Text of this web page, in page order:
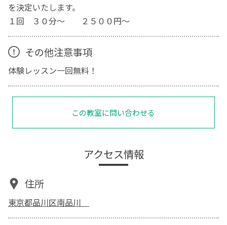
を決定いたします。
１回 ３０分～ ２５００円～
その他注意事項
体験レッスン一回無料！
この教室に問い合わせる
アクセス情報
住所
東京都品川区南品川